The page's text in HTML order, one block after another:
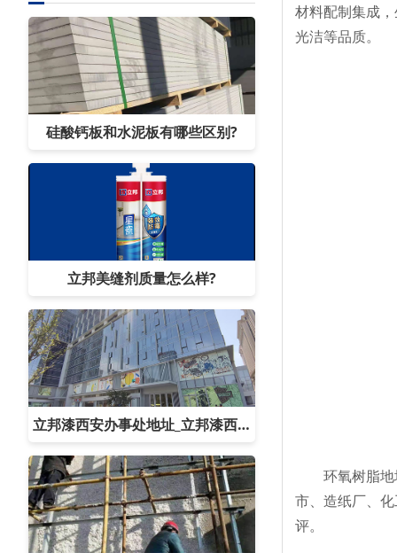
硅酸钙板和水泥板有哪些区别?
立邦美缝剂质量怎么样?
立邦漆西安办事处地址_立邦漆西安总代理电
材料配制集成
光洁等品质。
环氧树脂地坪
市、造纸厂、
评。